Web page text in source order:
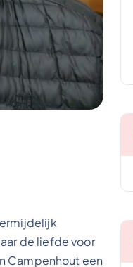
de liefde voor
Campenhout een